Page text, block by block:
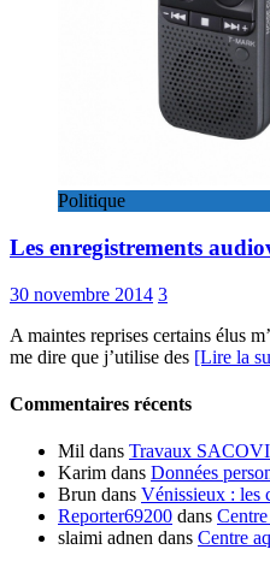
Politique
Les enregistrements
30 novembre 2014 3
A maintes reprises certains élus
me dire que j’utilise des [Lire la
Commentaires récents
Mil dans Travaux
Karim dans Données
Brun dans Vénissieux : les
Reporter69200 dans
slaimi adnen dans Centre